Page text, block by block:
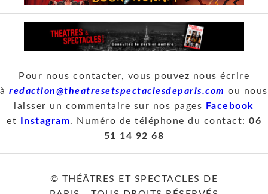
Pour nous contacter, vous pouvez nous écrire
àredaction@theatresetspectaclesdeparis.com ou nous
laisser un commentaire sur nos pages
Facebook
et Instagram. Numéro de téléphone du contact: 06
51 14 92 68
© THÉÂTRES ET SPECTACLES DE